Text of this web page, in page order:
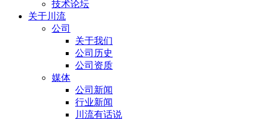
技术论坛
关于川流
公司
关于我们
公司历史
公司资质
媒体
公司新闻
行业新闻
川流有话说